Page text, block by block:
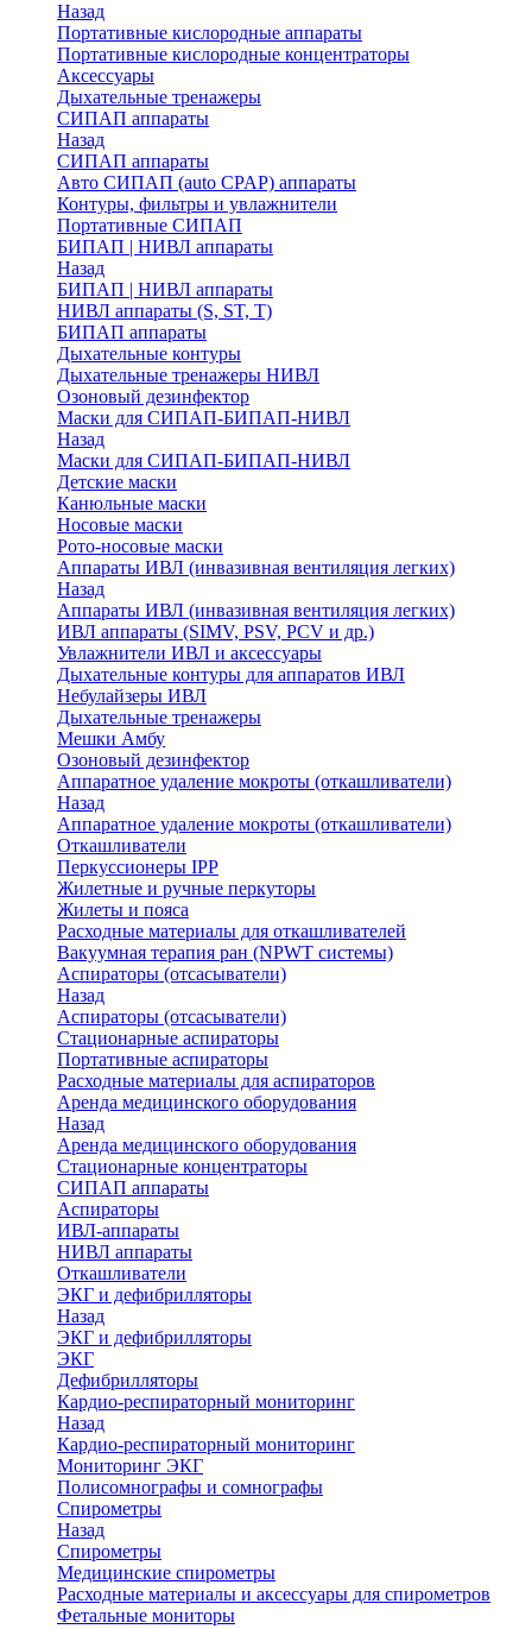
Назад
Портативные кислородные аппараты
Портативные кислородные концентраторы
Аксессуары
Дыхательные тренажеры
СИПАП аппараты
Назад
СИПАП аппараты
Aвто СИПАП (auto CPAP) аппараты
Контуры, фильтры и увлажнители
Портативные СИПАП
БИПАП | НИВЛ аппараты
Назад
БИПАП | НИВЛ аппараты
НИВЛ аппараты (S, ST, T)
БИПАП аппараты
Дыхательные контуры
Дыхательные тренажеры НИВЛ
Озоновый дезинфектор
Маски для СИПАП-БИПАП-НИВЛ
Назад
Маски для СИПАП-БИПАП-НИВЛ
Детские маски
Канюльные маски
Носовые маски
Рото-носовые маски
Аппараты ИВЛ (инвазивная вентиляция легких)
Назад
Аппараты ИВЛ (инвазивная вентиляция легких)
ИВЛ аппараты (SIMV, PSV, PCV и др.)
Увлажнители ИВЛ и аксессуары
Дыхательные контуры для аппаратов ИВЛ
Небулайзеры ИВЛ
Дыхательные тренажеры
Мешки Амбу
Озоновый дезинфектор
Аппаратное удаление мокроты (откашливатели)
Назад
Аппаратное удаление мокроты (откашливатели)
Откашливатели
Перкуссионеры IPP
Жилетные и ручные перкуторы
Жилеты и пояса
Расходные материалы для откашливателей
Вакуумная терапия ран (NPWT системы)
Аспираторы (отсасыватели)
Назад
Аспираторы (отсасыватели)
Стационарные аспираторы
Портативные аспираторы
Расходные материалы для аспираторов
Аренда медицинского оборудования
Назад
Аренда медицинского оборудования
Стационарные концентраторы
СИПАП аппараты
Аспираторы
ИВЛ-аппараты
НИВЛ аппараты
Откашливатели
ЭКГ и дефибрилляторы
Назад
ЭКГ и дефибрилляторы
ЭКГ
Дефибрилляторы
Кардио-респираторный мониторинг
Назад
Кардио-респираторный мониторинг
Мониторинг ЭКГ
Полисомнографы и сомнографы
Спирометры
Назад
Спирометры
Медицинские спирометры
Расходные материалы и аксессуары для спирометров
Фетальные мониторы